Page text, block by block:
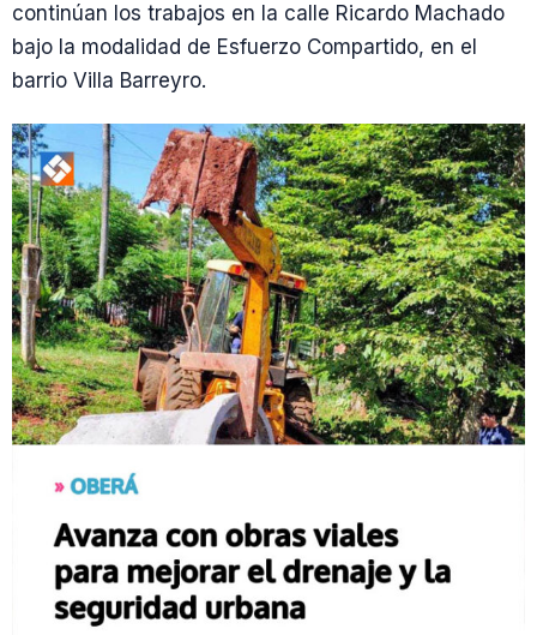
continúan los trabajos en la calle Ricardo Machado
bajo la modalidad de Esfuerzo Compartido, en el
barrio Villa Barreyro.